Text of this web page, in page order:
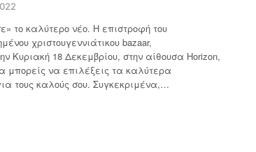
το καλύτερο νέο. Η επιστροφή του
χριστουγεννιάτικου bazaar,
Κυριακή 18 Δεκεμβρίου, στην αίθουσα Horizon,
μπορείς να επιλέξεις τα καλύτερα
τους καλούς σου. Συγκεκριμένα,…